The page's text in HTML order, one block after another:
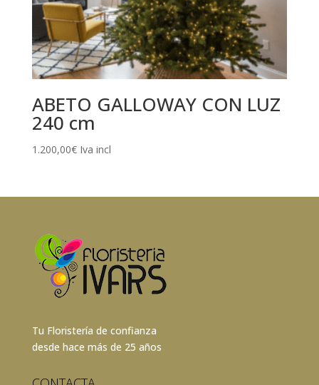
ABETO GALLOWAY CON LUZ
240 cm
1.200,00€ Iva incl
Tu Floristería de confianza
desde hace más de 25 años